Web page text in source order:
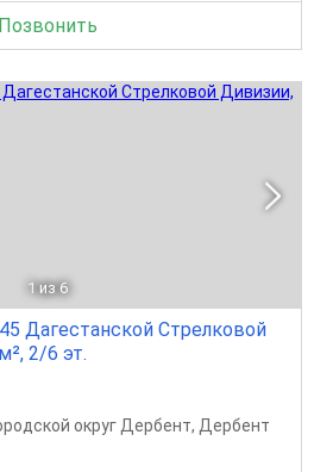
Позвонить
1 из 6
Дагестанской Стрелковой
2/6 эт.
округ Дербент, Дербент